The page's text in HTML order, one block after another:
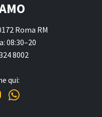
Roma RM
08:30–20
8002
qui: